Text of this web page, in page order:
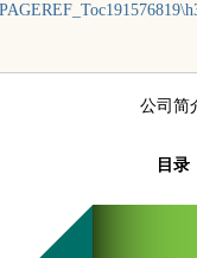
公司简
目录
居 品质铸金鼎 ——山